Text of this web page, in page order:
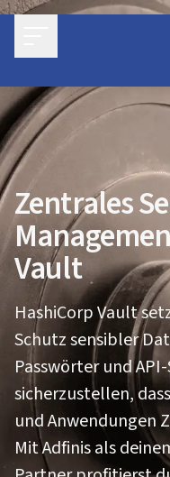
Zentrales
Vault
HashiCorp Vault
Schutz sensibler
Passwörter und
sicherzustellen,
und Anwendungen
Mit Adfinis als